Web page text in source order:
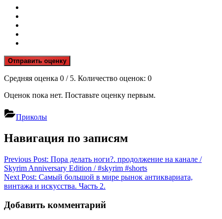
Отправить оценку
Средняя оценка 0 / 5. Количество оценок: 0
Оценок пока нет. Поставьте оценку первым.
Приколы
Навигация по записям
Previous Post: Пора делать ноги?. продолжение на канале /
Skyrim Anniversary Edition / #skyrim #shorts
Next Post: Самый большой в мире рынок антиквариата,
винтажа и искусства. Часть 2.
Добавить комментарий